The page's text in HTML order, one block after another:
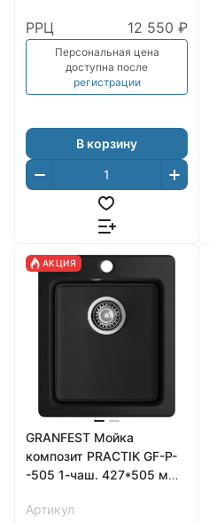
РРЦ 12 550 ₽
Персональная цена
доступна после
регистрации
В корзину
АКЦИЯ
GRANFEST Мойка
композит PRACTIK GF-P-
-505 1-чаш. 427*505 мм
Артикул